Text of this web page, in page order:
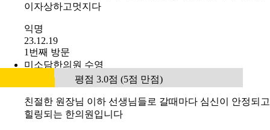
이자상하고멋지다
익명
23.12.19
1번째 방문
미소담한의원 수영
평점 3.0점 (5점 만점)
친절한 원장님 이하 선생님들로 갈때마다 심신이 안정되고
힐링되는 한의원입니다